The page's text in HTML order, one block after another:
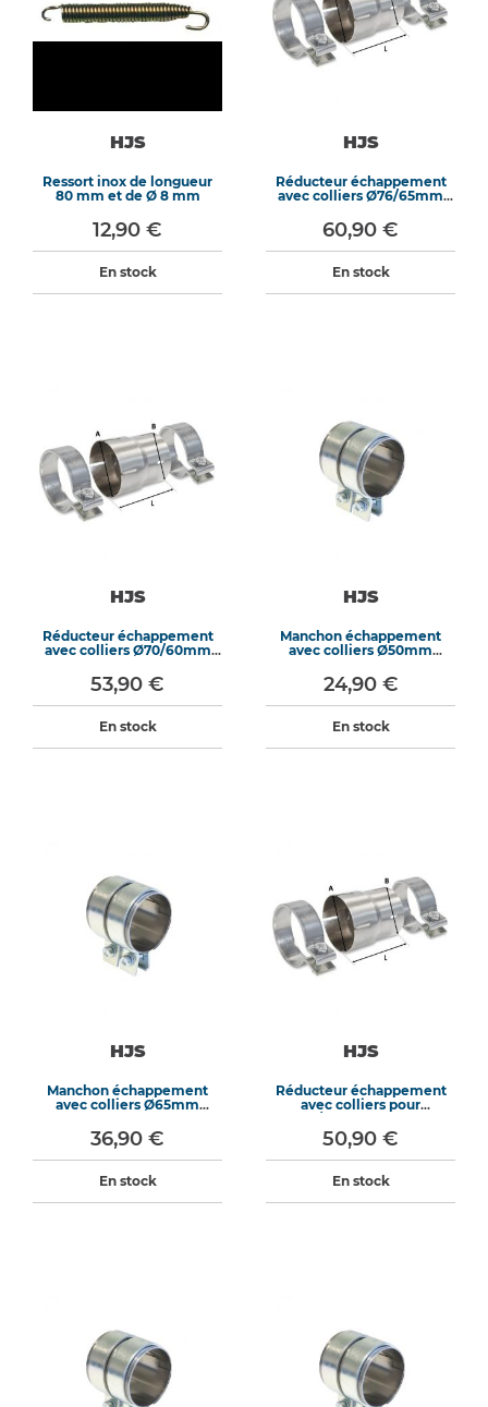
HJS
Ressort inox de longueur
80 mm et de Ø 8 mm
12,90 €
En stock
HJS
Réducteur échappement
avec colliers Ø76/65mm
60,90 €
En stock
HJS
Réducteur échappement
avec colliers Ø70/60mm
53,90 €
En stock
HJS
Manchon échappement
avec colliers Ø50mm
24,90 €
En stock
HJS
Manchon échappement
avec colliers Ø65mm
36,90 €
En stock
HJS
Réducteur échappement
avec colliers pour
90mm
50,90 €
En stock